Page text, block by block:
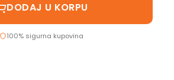
DODAJ U KORPU
100% sigurna kupovina